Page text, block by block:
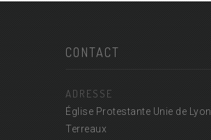
CONTACT
ADRESSE
Église Protestante Unie de Lyon
Terreaux